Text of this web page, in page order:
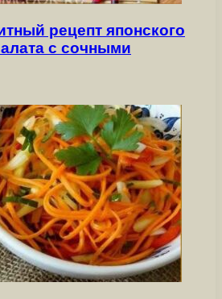
рецепт японского
с сочными